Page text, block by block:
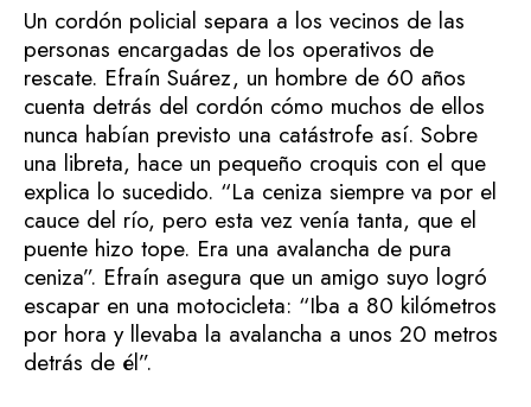
Un cordón policial separa a los vecinos de las
personas encargadas de los operativos de
rescate. Efraín Suárez, un hombre de 60 años
cuenta detrás del cordón cómo muchos de ellos
nunca habían previsto una catástrofe así. Sobre
una libreta, hace un pequeño croquis con el que
explica lo sucedido. “La ceniza siempre va por el
cauce del río, pero esta vez venía tanta, que el
puente hizo tope. Era una avalancha de pura
ceniza”. Efraín asegura que un amigo suyo logró
escapar en una motocicleta: “Iba a 80 kilómetros
por hora y llevaba la avalancha a unos 20 metros
detrás de él”.